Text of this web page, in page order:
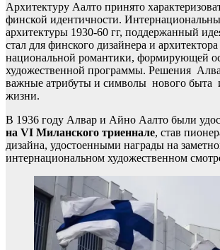
Архитектуру Аалто принято
финской идентичности.
архитектуры 1930-60 гг, поддержанный
стал для финского дизайнера и
национальной романтики, формирующей
художественной программы. Решения
важные атрибуты и символы нового быта
жизни.
В 1936 году Алвар и Айно Аалто были
на VI Миланского триеннале, став
дизайна, удостоенными награды на
интернациональном художественном